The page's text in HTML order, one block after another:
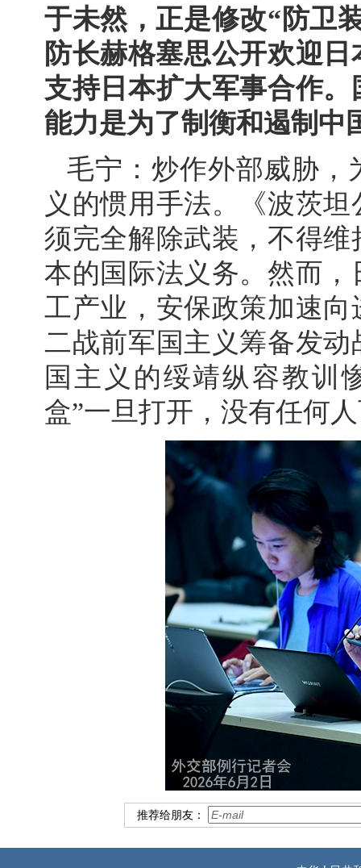
于未然，正是修改“防卫
防长赫格塞思公开欢迎
支持日本扩大军事合作
能力是为了制衡和遏制中
毛宁：炒作外部威胁，
义的惯用手法。《波茨
须完全解除武装，不得
本的国际法义务。然而
工产业，安保政策加速
二战前军国主义筹备发
国主义的绥靖纵容教训
盒”一旦打开，没有任何
推荐给朋友：